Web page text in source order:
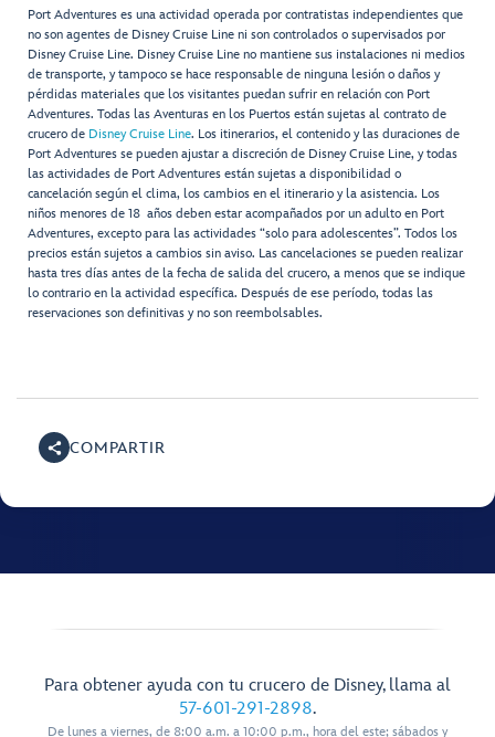
Port Adventures es una actividad operada por contratistas independientes que
no son agentes de Disney Cruise Line ni son controlados o supervisados por
Disney Cruise Line. Disney Cruise Line no mantiene sus instalaciones ni medios
de transporte, y tampoco se hace responsable de ninguna lesión o daños y
pérdidas materiales que los visitantes puedan sufrir en relación con Port
Adventures. Todas las Aventuras en los Puertos están sujetas al contrato de
crucero de Disney Cruise Line. Los itinerarios, el contenido y las duraciones de
Port Adventures se pueden ajustar a discreción de Disney Cruise Line, y todas
las actividades de Port Adventures están sujetas a disponibilidad o
cancelación según el clima, los cambios en el itinerario y la asistencia. Los
niños menores de 18 años deben estar acompañados por un adulto en Port
Adventures, excepto para las actividades “solo para adolescentes”. Todos los
precios están sujetos a cambios sin aviso. Las cancelaciones se pueden realizar
hasta tres días antes de la fecha de salida del crucero, a menos que se indique
lo contrario en la actividad específica. Después de ese período, todas las
reservaciones son definitivas y no son reembolsables.
COMPARTIR
Para obtener ayuda con tu crucero de Disney, llama al
57-601-291-2898.
De lunes a viernes, de 8:00 a.m. a 10:00 p.m., hora del este; sábados y